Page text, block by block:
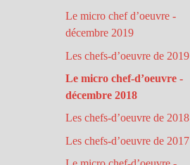
Le micro chef d’oeuvre -
décembre 2019
Les chefs-d’oeuvre de 2019
Le micro chef-d’oeuvre -
décembre 2018
Les chefs-d’oeuvre de 2018
Les chefs-d’oeuvre de 2017